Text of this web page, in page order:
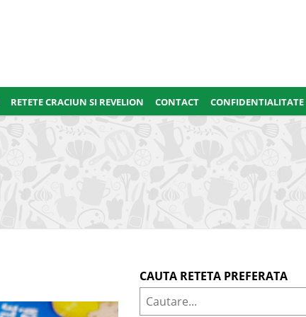
RETETE CRACIUN SI REVELION CONTACT CONFIDENTIALITATE
CAUTA RETETA PREFERATA